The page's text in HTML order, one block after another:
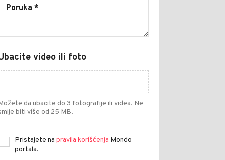
video ili foto
da ubacite do 3 fotografije ili videa. Ne
biti više od 25 MB.
Pristajete na pravila korišćenja Mondo
portala.